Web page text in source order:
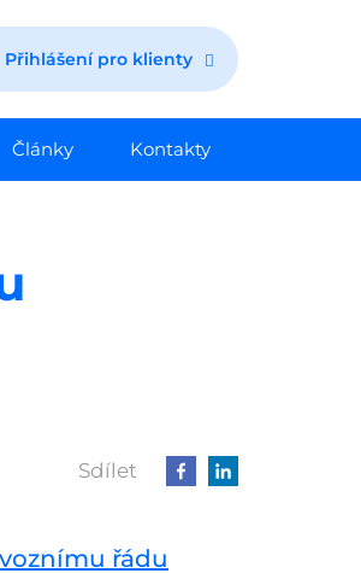
Přihlášení pro klienty
Články Kontakty
Sdílet
řádu